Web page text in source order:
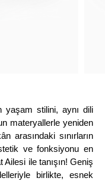
yaşam stilini, aynı dili
materyallerle yeniden
arasındaki sınırların
ve fonksiyonu en
ile tanışın! Geniş
birlikte, esnek